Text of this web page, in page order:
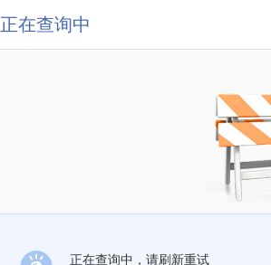
正在查询中
正在查询中，请刷新重试